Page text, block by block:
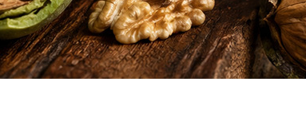
Designové sklenice na koktejly